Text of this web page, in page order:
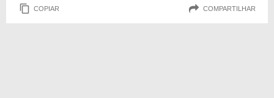
COPIAR COMPARTILHAR